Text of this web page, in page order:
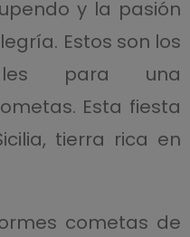
y la pasión
Estos son los
para una
Esta fiesta
tierra rica en
cometas de